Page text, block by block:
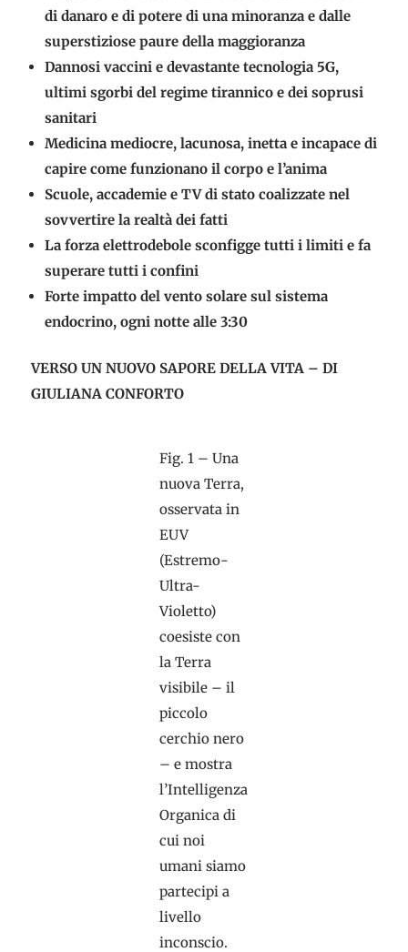
di danaro e di potere di una minoranza e dalle
superstiziose paure della maggioranza
Dannosi vaccini e devastante tecnologia 5G,
ultimi sgorbi del regime tirannico e dei soprusi
sanitari
Medicina mediocre, lacunosa, inetta e incapace di
capire come funzionano il corpo e l’anima
Scuole, accademie e TV di stato coalizzate nel
sovvertire la realtà dei fatti
La forza elettrodebole sconfigge tutti i limiti e fa
superare tutti i confini
Forte impatto del vento solare sul sistema
endocrino, ogni notte alle 3:30
VERSO UN NUOVO SAPORE DELLA VITA – DI
GIULIANA CONFORTO
Fig. 1 – Una
nuova Terra,
osservata in
EUV
(Estremo-
Ultra-
Violetto)
coesiste con
la Terra
visibile – il
piccolo
cerchio nero
– e mostra
l’Intelligenza
Organica di
cui noi
umani siamo
partecipi a
livello
inconscio.